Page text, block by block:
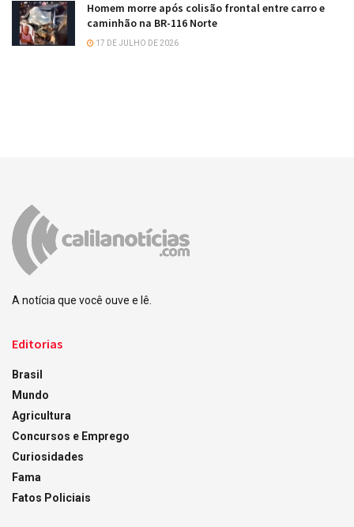
Homem morre após colisão frontal entre carro e
caminhão na BR-116 Norte
17 DE JULHO DE 2026
A notícia que você ouve e lê.
Editorias
Brasil
Mundo
Agricultura
Concursos e Emprego
Curiosidades
Fama
Fatos Policiais